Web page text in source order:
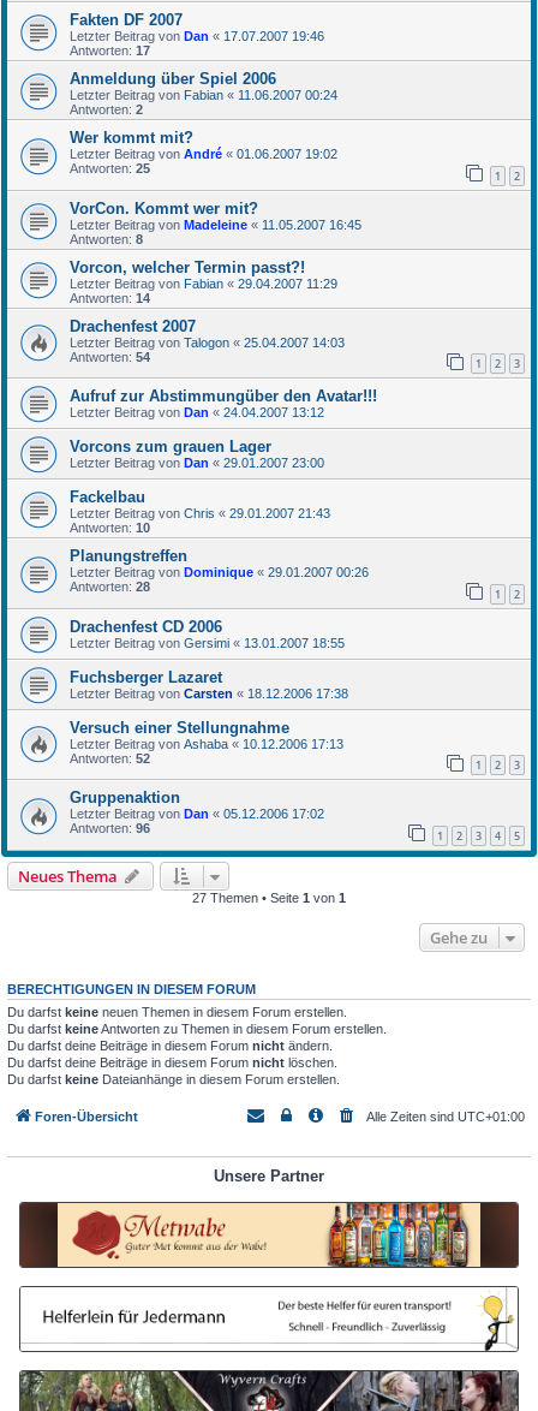
Fakten DF 2007
Letzter Beitrag von Dan « 17.07.2007 19:46
Antworten: 17
Anmeldung über Spiel 2006
Letzter Beitrag von Fabian « 11.06.2007 00:24
Antworten: 2
Wer kommt mit?
Letzter Beitrag von André « 01.06.2007 19:02
Antworten: 25 1 2
VorCon. Kommt wer mit?
Letzter Beitrag von Madeleine « 11.05.2007 16:45
Antworten: 8
Vorcon, welcher Termin passt?!
Letzter Beitrag von Fabian « 29.04.2007 11:29
Antworten: 14
Drachenfest 2007
Letzter Beitrag von Talogon « 25.04.2007 14:03
Antworten: 54 1 2 3
Aufruf zur Abstimmungüber den Avatar!!!
Letzter Beitrag von Dan « 24.04.2007 13:12
Vorcons zum grauen Lager
Letzter Beitrag von Dan « 29.01.2007 23:00
Fackelbau
Letzter Beitrag von Chris « 29.01.2007 21:43
Antworten: 10
Planungstreffen
Letzter Beitrag von Dominique « 29.01.2007 00:26
Antworten: 28 1 2
Drachenfest CD 2006
Letzter Beitrag von Gersimi « 13.01.2007 18:55
Fuchsberger Lazaret
Letzter Beitrag von Carsten « 18.12.2006 17:38
Versuch einer Stellungnahme
Letzter Beitrag von Ashaba « 10.12.2006 17:13
Antworten: 52 1 2 3
Gruppenaktion
Letzter Beitrag von Dan « 05.12.2006 17:02
Antworten: 96 1 2 3 4 5
Neues Thema
27 Themen • Seite 1 von 1
Gehe zu
BERECHTIGUNGEN IN DIESEM FORUM
Du darfst keine neuen Themen in diesem Forum erstellen.
Du darfst keineAntworten zu Themen in diesem Forum erstellen.
Du darfst deine Beiträge in diesem Forum nicht ändern.
Du darfst deine Beiträge in diesem Forum nicht löschen.
Du darfst keine Dateianhänge in diesem Forum erstellen.
Foren-Übersicht Alle Zeiten sind UTC+01:00
Unsere Partner